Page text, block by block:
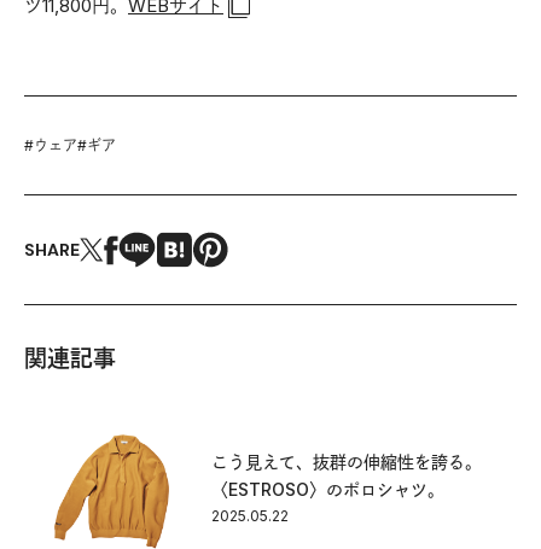
ツ11,800円。 WEBサイト
#ウェア#ギア
SHARE
関連記事
こう見えて、抜群の伸縮性を誇る。
〈ESTROSO〉のポロシャツ。
2025.05.22